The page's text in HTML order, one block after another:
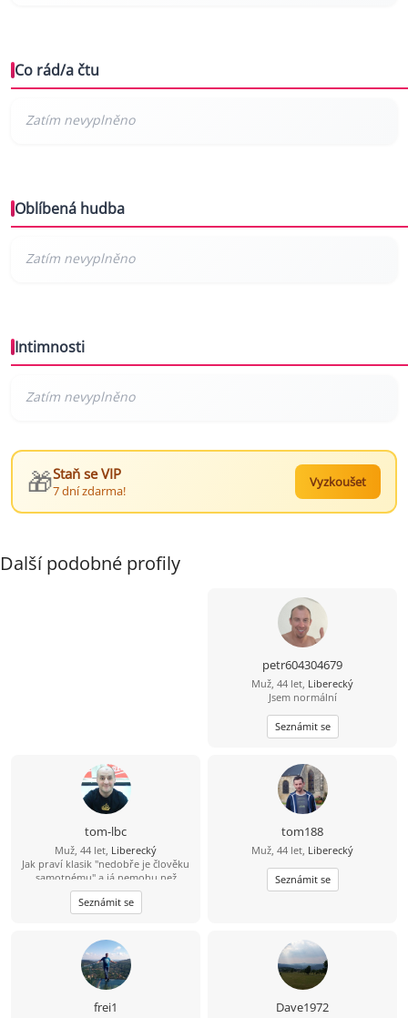
Co rád/a čtu
Oblíbená hudba
Intimnosti
🎁Staň se VIP
7 dní zdarma!
Vyzkoušet
Další podobné profily
petr604304679
Muž, 44 let, Liberecký
Jsem normální
Seznámit se
tom-lbc
Muž, 44 let, Liberecký
Jak praví klasik "nedobře je člověku
samotnému" a já nemohu než
souhlasit. Hledám fajn Liberečandu,
ideálně veselou baculku co ráda
vaří/peče, neb já rád jím :-D A teď
ani lacinou pracovní silou, ale chci
být ženě přínosem svou společností.
Rád bych ideálně ženu se vším
všudy, ale jsem vděčen i za "pouhé"
přátelství, samota je zkrátka krutá :-(
Seznámit se
tom188
Muž, 44 let, Liberecký
Seznámit se
frei1 Dave1972